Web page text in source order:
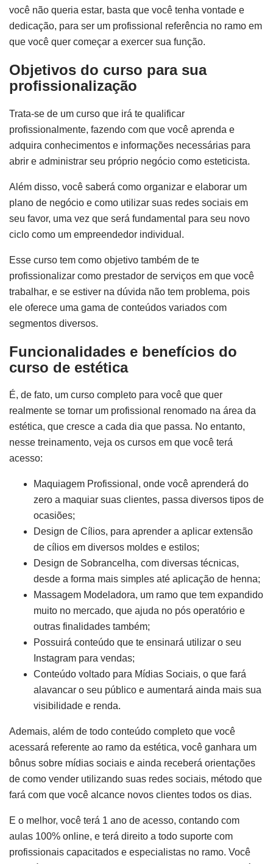
você não queria estar, basta que você tenha vontade e
dedicação, para ser um profissional referência no ramo em
que você quer começar a exercer sua função.
Objetivos do curso para sua
profissionalização
Trata-se de um curso que irá te qualificar
profissionalmente, fazendo com que você aprenda e
adquira conhecimentos e informações necessárias para
abrir e administrar seu próprio negócio como esteticista.
Além disso, você saberá como organizar e elaborar um
plano de negócio e como utilizar suas redes sociais em
seu favor, uma vez que será fundamental para seu novo
ciclo como um empreendedor individual.
Esse curso tem como objetivo também de te
profissionalizar como prestador de serviços em que você
trabalhar, e se estiver na dúvida não tem problema, pois
ele oferece uma gama de conteúdos variados com
segmentos diversos.
Funcionalidades e benefícios do
curso de estética
É, de fato, um curso completo para você que quer
realmente se tornar um profissional renomado na área da
estética, que cresce a cada dia que passa. No entanto,
nesse treinamento, veja os cursos em que você terá
acesso:
Maquiagem Profissional, onde você aprenderá do
zero a maquiar suas clientes, passa diversos tipos de
ocasiões;
Design de Cílios, para aprender a aplicar extensão
de cílios em diversos moldes e estilos;
Design de Sobrancelha, com diversas técnicas,
desde a forma mais simples até aplicação de henna;
Massagem Modeladora, um ramo que tem expandido
muito no mercado, que ajuda no pós operatório e
outras finalidades também;
Possuirá conteúdo que te ensinará utilizar o seu
Instagram para vendas;
Conteúdo voltado para Mídias Sociais, o que fará
alavancar o seu público e aumentará ainda mais sua
visibilidade e renda.
Ademais, além de todo conteúdo completo que você
acessará referente ao ramo da estética, você ganhara um
bônus sobre mídias sociais e ainda receberá orientações
de como vender utilizando suas redes sociais, método que
fará com que você alcance novos clientes todos os dias.
E o melhor, você terá 1 ano de acesso, contando com
aulas 100% online, e terá direito a todo suporte com
profissionais capacitados e especialistas no ramo. Você